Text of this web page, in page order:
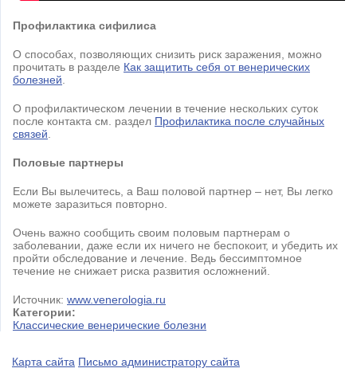
Профилактика сифилиса
О способах, позволяющих снизить риск заражения, можно
прочитать в разделе Как защитить себя от венерических
болезней
О профилактическом лечении в течение нескольких суток
после контакта см. раздел Профилактика после случайных
связей
Половые партнеры
Если Вы вылечитесь, а Ваш половой партнер – нет, Вы легко
можете заразиться повторно.
Очень важно сообщить своим половым партнерам о
заболевании, даже если их ничего не беспокоит, и убедить их
пройти обследование и лечение. Ведь бессимптомное
течение не снижает риска развития осложнений.
Источник: www.venerologia.ru
Категории:
Классические венерические болезни
Карта сайта Письмо администратору сайта